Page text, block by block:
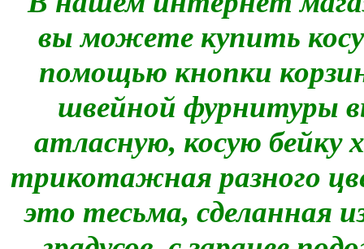
вы можете купить
помощью кнопки
швейной фурнитуры
атласную, косую бейку
трикотажная разного
это тесьма, сделанная